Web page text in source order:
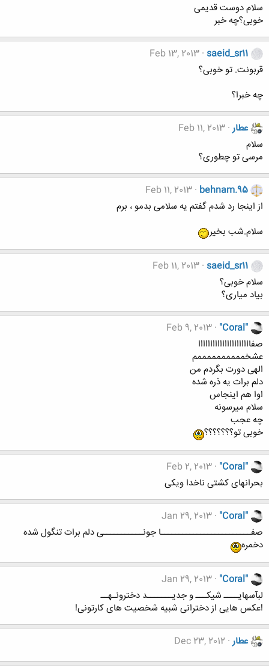
سلام دوست قدیمی
خوبی؟چه خبر
saeid_sr11
Feb 13, 2013
قربونت. تو خوبی؟
چه خبرا؟
عطار Feb 11, 2013
سلام
مرسی تو چطوری؟
behnam.95
Feb 11, 2013
از اینجا رد شدم گفتم یه سلامی بدمو ، برم
سلام.شب بخیر
saeid_sr11
Feb 11, 2013
سلام خوبی؟
بیاد میاری؟
"Coral"
Feb 9, 2013
صفاااااااااااااااااااااا
عشخممممممممممم
الهی دورت بگردم من
دلم برات یه ذره شده
اوا هم اینجاس
سلام میرسونه
چه عجب
خوبی تو؟؟؟؟؟؟؟
"Coral"
Feb 2, 2013
بحرانهای کشتی ناخدا ویکی
"Coral"
Jan 29, 2013
صفـــــــــــــــــــــــــا جونـــــــــــی دلم برات تنگول شده
دخمره
"Coral"
Jan 29, 2013
لبآسهایــــ شیکـــ و جدیـــــــد دخترونـهــ
!عکس هایی از دخترانی شبیه شخصیت های کارتونی!
عطار Dec 23, 2012